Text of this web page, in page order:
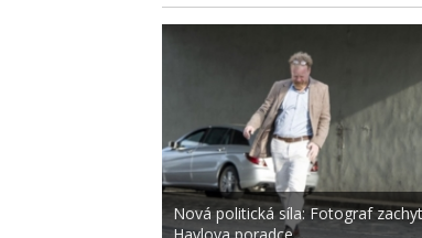
Nová politická síla: Fotograf